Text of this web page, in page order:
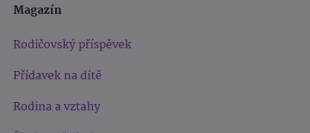
Magazín
Rodičovský příspěvek
Přídavek na dítě
Rodina a vztahy